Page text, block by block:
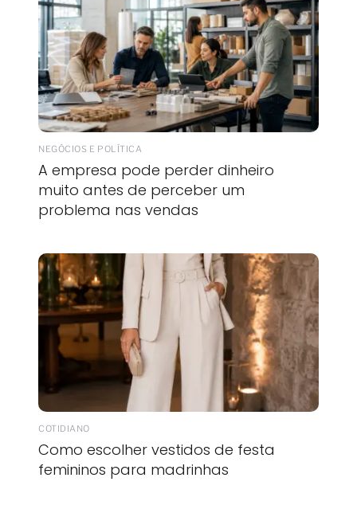
NEGÓCIOS E POLÍTICA
A empresa pode perder dinheiro
muito antes de perceber um
problema nas vendas
COTIDIANO
Como escolher vestidos de festa
femininos para madrinhas